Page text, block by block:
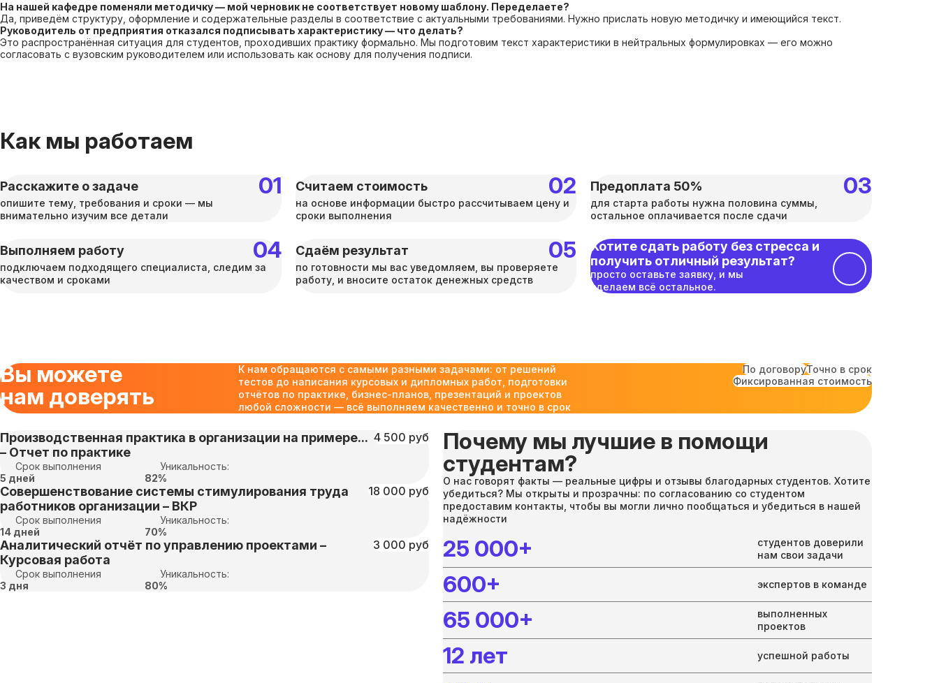
На нашей кафедре поменяли методичку — мой черновик не соответствует новому шаблону. Переделаете?
Да, приведём структуру, оформление и содержательные разделы в соответствие с актуальными требованиями. Нужно прислать новую методичку и имеющийся текст.
Руководитель от предприятия отказался подписывать характеристику — что делать?
Это распространённая ситуация для студентов, проходивших практику формально. Мы подготовим текст характеристики в нейтральных формулировках — его можно
согласовать с вузовским руководителем или использовать как основу для получения подписи.
Как мы работаем
Расскажите о задаче
опишите тему, требования и сроки — мы
внимательно изучим все детали
Считаем стоимость
на основе информации быстро рассчитываем цену и
сроки выполнения
Предоплата 50%
для старта работы нужна половина суммы,
остальное оплачивается после сдачи
Выполняем работу
подключаем подходящего специалиста, следим за
качеством и сроками
Сдаём результат
по готовности мы вас уведомляем, вы проверяете
работу, и вносите остаток денежных средств
Хотите сдать работу без стресса и
получить отличный результат?
просто оставьте заявку, и мы
сделаем всё остальное.
Вы можете
нам доверять
К нам обращаются с самыми разными задачами: от решений
тестов до написания курсовых и дипломных работ, подготовки
отчётов по практике, бизнес-планов, презентаций и проектов
любой сложности — всё выполняем качественно и точно в срок
По договоруТочно в срок
Фиксированная стоимость
Производственная практика в организации на примере...
– Отчет по практике
4 500 руб
Срок выполнения
5 дней
Уникальность:
82%
Совершенствование системы стимулирования труда
работников организации – ВКР
18 000 руб
Срок выполнения
14 дней
Уникальность:
70%
Аналитический отчёт по управлению проектами –
Курсовая работа
3 000 руб
Срок выполнения
3 дня
Уникальность:
80%
Почему мы лучшие в помощи
студентам?
О нас говорят факты — реальные цифры и отзывы благодарных студентов. Хотите
убедиться? Мы открыты и прозрачны: по согласованию со студентом
предоставим контакты, чтобы вы могли лично пообщаться и убедиться в нашей
надёжности
25 000+
студентов доверили
нам свои задачи
600+ экспертов в команде
65 000+
выполненных
проектов
12 лет успешной работы